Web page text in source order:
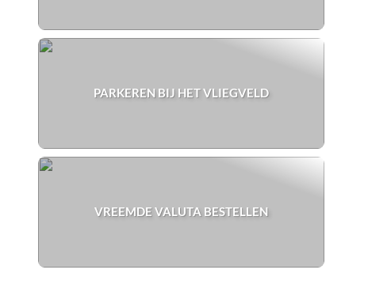
PARKEREN BIJ HET VLIEGVELD
VREEMDE VALUTA BESTELLEN